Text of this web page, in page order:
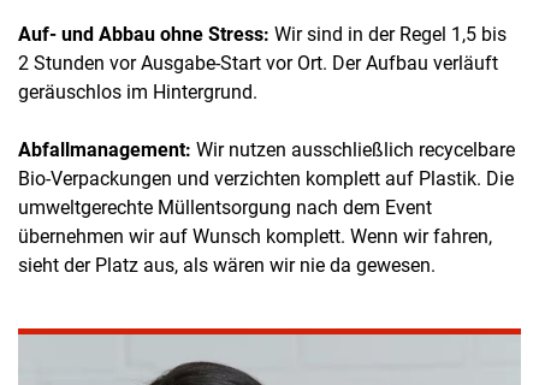
Auf- und Abbau ohne Stress: Wir sind in der Regel 1,5 bis
2 Stunden vor Ausgabe-Start vor Ort. Der Aufbau verläuft
geräuschlos im Hintergrund.
Abfallmanagement: Wir nutzen ausschließlich recycelbare
Bio-Verpackungen und verzichten komplett auf Plastik. Die
umweltgerechte Müllentsorgung nach dem Event
übernehmen wir auf Wunsch komplett. Wenn wir fahren,
sieht der Platz aus, als wären wir nie da gewesen.